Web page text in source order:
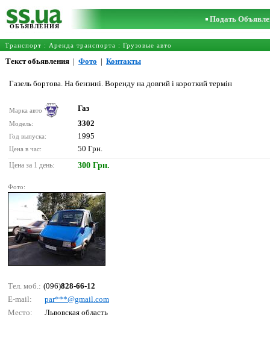
ОБЪЯВЛЕНИЯ
Подать
Транспорт : Аренда транспорта : Грузовые авто
Текст обьявления | Фото | Контакты
Газель бортова. На бензині. Воренду на довгий і короткий термін
Марка авто Газ
Модель: 3302
Год выпуска: 1995
Цена в час: 50 Грн.
Цена за 1 день: 300 Грн.
Фото:
Тел. моб.: (096)828-66-12
E-mail:
раr***@gmаil.соm
Место:
Львовская область